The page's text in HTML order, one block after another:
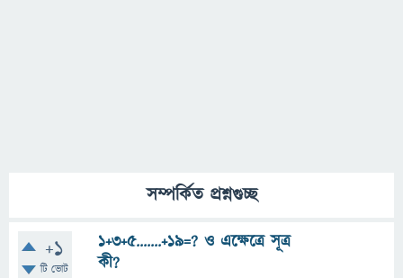
সম্পর্কিত প্রশ্নগুচ্ছ
+1
টি ভোট
1+3+5.......+19=? ও এক্ষেত্রে সূত্র
কী?